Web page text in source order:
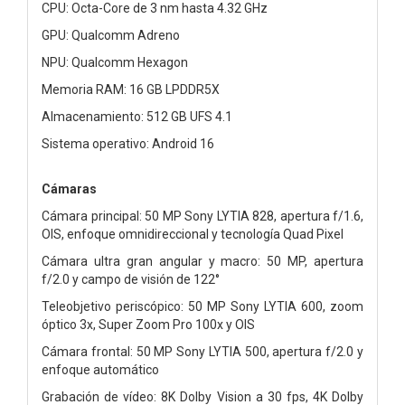
CPU: Octa-Core de 3 nm hasta 4.32 GHz
GPU: Qualcomm Adreno
NPU: Qualcomm Hexagon
Memoria RAM: 16 GB LPDDR5X
Almacenamiento: 512 GB UFS 4.1
Sistema operativo: Android 16
Cámaras
Cámara principal: 50 MP Sony LYTIA 828, apertura f/1.6,
OIS, enfoque omnidireccional y tecnología Quad Pixel
Cámara ultra gran angular y macro: 50 MP, apertura
f/2.0 y campo de visión de 122°
Teleobjetivo periscópico: 50 MP Sony LYTIA 600, zoom
óptico 3x, Super Zoom Pro 100x y OIS
Cámara frontal: 50 MP Sony LYTIA 500, apertura f/2.0 y
enfoque automático
Grabación de vídeo: 8K Dolby Vision a 30 fps, 4K Dolby